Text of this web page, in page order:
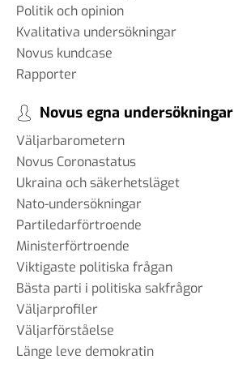
Politik och opinion
Kvalitativa undersökningar
Novus kundcase
Rapporter
Novus egna undersökningar
Väljarbarometern
Novus Coronastatus
Ukraina och säkerhetsläget
Nato-undersökningar
Partiledarförtroende
Ministerförtroende
Viktigaste politiska frågan
Bästa parti i politiska sakfrågor
Väljarprofiler
Väljarförståelse
Länge leve demokratin